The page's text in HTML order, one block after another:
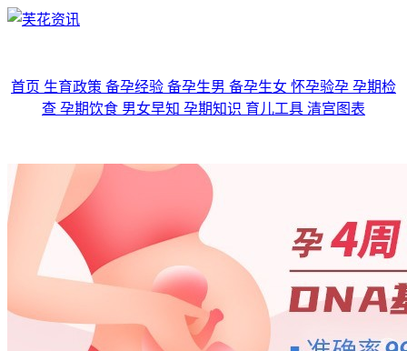
首页 生育政策 备孕经验 备孕生男 备孕生女 怀孕验孕 孕期检
查 孕期饮食 男女早知 孕期知识 育儿工具 清宫图表